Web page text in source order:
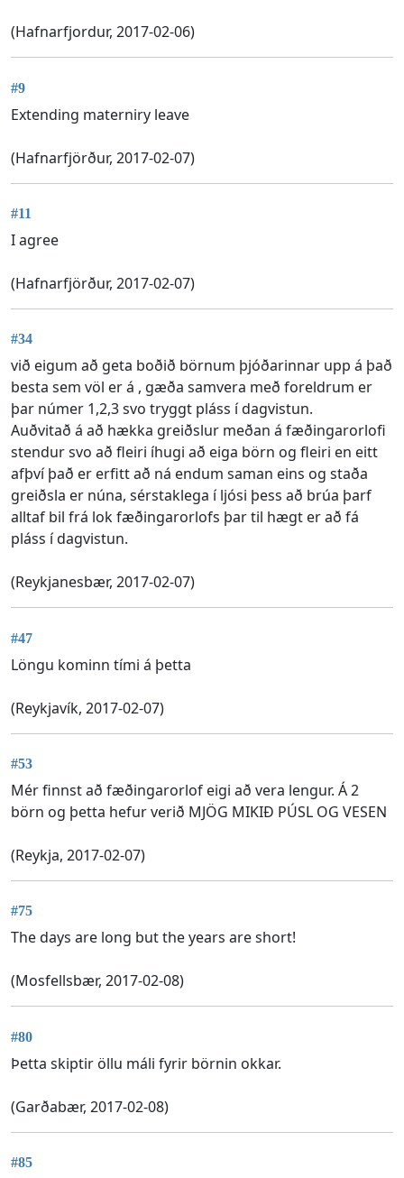
(Hafnarfjordur, 2017-02-06)
#9
Extending materniry leave
(Hafnarfjörður, 2017-02-07)
#11
I agree
(Hafnarfjörður, 2017-02-07)
#34
við eigum að geta boðið börnum þjóðarinnar upp á það
besta sem völ er á , gæða samvera með foreldrum er
þar númer 1,2,3 svo tryggt pláss í dagvistun.
Auðvitað á að hækka greiðslur meðan á fæðingarorlofi
stendur svo að fleiri íhugi að eiga börn og fleiri en eitt
afþví það er erfitt að ná endum saman eins og staða
greiðsla er núna, sérstaklega í ljósi þess að brúa þarf
alltaf bil frá lok fæðingarorlofs þar til hægt er að fá
pláss í dagvistun.
(Reykjanesbær, 2017-02-07)
#47
Löngu kominn tími á þetta
(Reykjavík, 2017-02-07)
#53
Mér finnst að fæðingarorlof eigi að vera lengur. Á 2
börn og þetta hefur verið MJÖG MIKIÐ PÚSL OG VESEN
(Reykja, 2017-02-07)
#75
The days are long but the years are short!
(Mosfellsbær, 2017-02-08)
#80
Þetta skiptir öllu máli fyrir börnin okkar.
(Garðabær, 2017-02-08)
#85